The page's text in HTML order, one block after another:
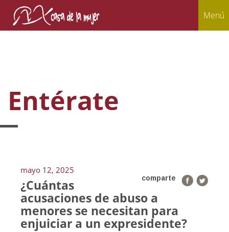
Menú
Entérate
mayo 12, 2025
comparte
¿Cuántas
acusaciones de abuso a
menores se necesitan para
enjuiciar a un expresidente?